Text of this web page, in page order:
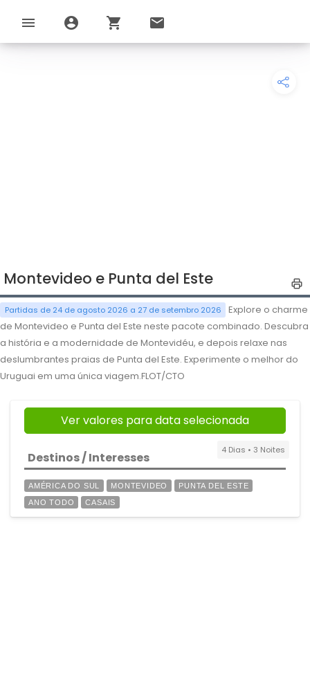
menu account_circle shopping_cart email
Montevideo e Punta del Este
Partidas de 24 de agosto 2026 a 27 de setembro 2026
Explore o charme
de Montevideo e Punta del Este neste pacote combinado. Descubra
a história e a modernidade de Montevidéu, e depois relaxe nas
deslumbrantes praias de Punta del Este. Experimente o melhor do
Uruguai em uma única viagem.FLOT/CTO
Ver valores para data selecionada
4 Dias • 3 Noites
Destinos / Interesses
AMÉRICA DO SUL MONTEVIDEO
PUNTA DEL ESTE
ANO TODO
CASAIS